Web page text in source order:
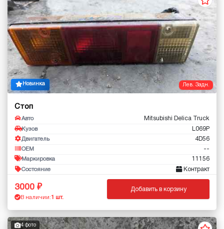
Лев. Задн.
Новинка
Стоп
Авто Mitsubishi Delica Truck
Кузов L069P
Двигатель 4D56
OEM --
Маркировка 11156
Состояние Контракт
3000
В наличии: 1 шт.
Добавить в корзину
4 фото